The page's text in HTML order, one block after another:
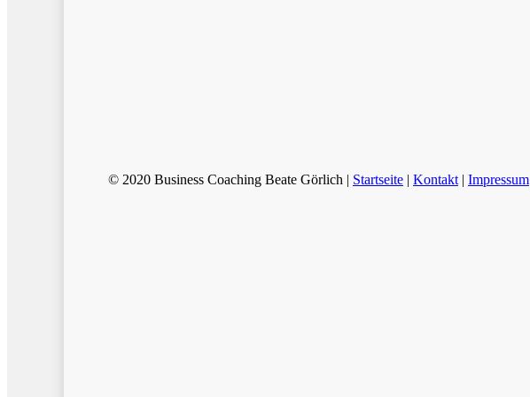
© 2020 Business Coaching Beate Görlich | Startseite | Kontakt | Impressum